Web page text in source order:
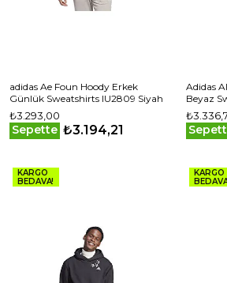
adidas Ae Foun Hoody Erkek
Günlük Sweatshirts IU2809 Siyah
₺3.293,00
Sepette ₺3.194,21
Adidas
Beyaz
KARGO
BEDAVA!
KARGO